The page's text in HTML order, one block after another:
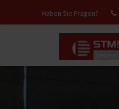
Haben Sie Fragen?